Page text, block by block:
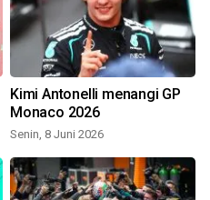
Kimi Antonelli menangi GP
Monaco 2026
Senin, 8 Juni 2026